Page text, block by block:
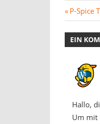
Beitrag:
P-Spice
EIN
Hallo,
Um mit